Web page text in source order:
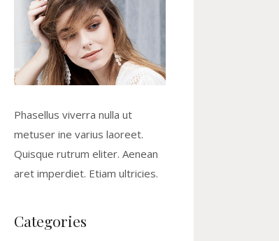
Phasellus viverra nulla ut
metuser ine varius laoreet.
Quisque rutrum eliter. Aenean
aret imperdiet. Etiam ultricies.
Categories